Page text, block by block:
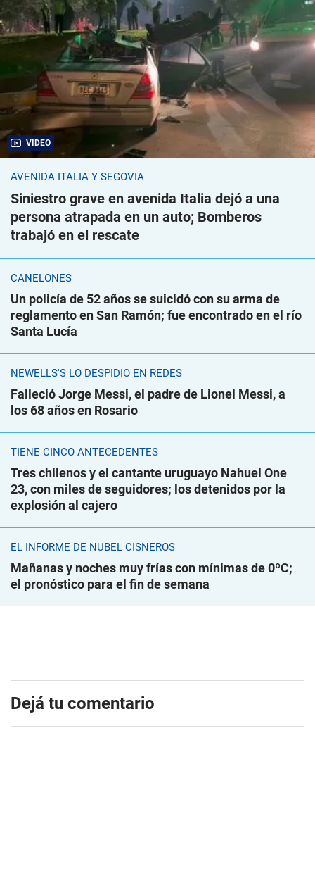
VIDEO
AVENIDA ITALIA Y SEGOVIA
Siniestro grave en avenida Italia dejó a una
persona atrapada en un auto; Bomberos
trabajó en el rescate
CANELONES
Un policía de 52 años se suicidó con su arma de
reglamento en San Ramón; fue encontrado en el río
Santa Lucía
NEWELLS'S LO DESPIDIÓ EN REDES
Falleció Jorge Messi, el padre de Lionel Messi, a
los 68 años en Rosario
TIENE CINCO ANTECEDENTES
Tres chilenos y el cantante uruguayo Nahuel One
23, con miles de seguidores; los detenidos por la
explosión al cajero
EL INFORME DE NUBEL CISNEROS
Mañanas y noches muy frías con mínimas de 0ºC;
el pronóstico para el fin de semana
Dejá tu comentario